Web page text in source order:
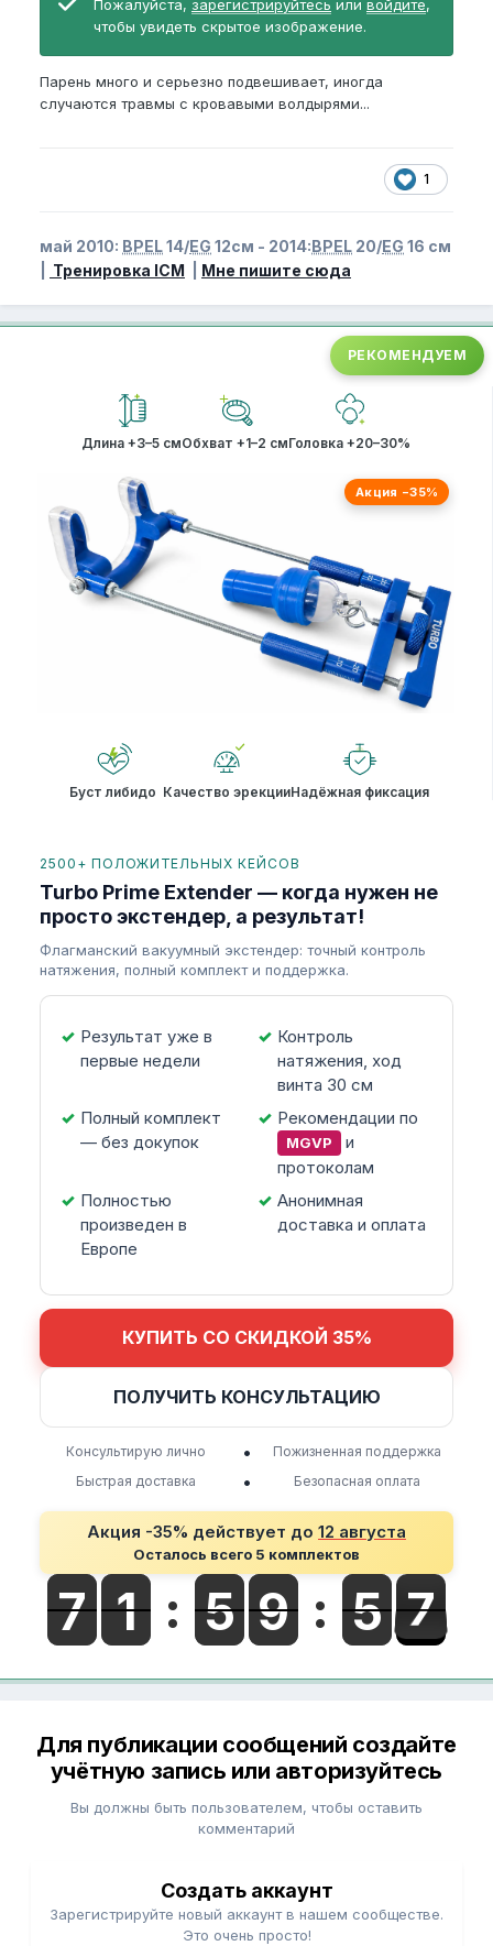
Пожалуйста, зарегистрируйтесь или войдите,
чтобы увидеть скрытое изображение.
Парень много и серьезно подвешивает, иногда
случаются травмы с кровавыми волдырями...
1
май 2010: BPEL14/EG 12см - 2014:BPEL 20/EG 16 см
Тренировка ICM Мне пишите сюда
РЕКОМЕНДУЕМ
Длина +3–5 смОбхват +1–2 смГоловка +20–30%
Акция −35%
Буст либидо Качество эрекцииНадёжная фиксация
2500+ ПОЛОЖИТЕЛЬНЫХ КЕЙСОВ
Turbo Prime Extender — когда нужен не
просто экстендер, а результат!
Флагманский вакуумный экстендер: точный контроль
натяжения, полный комплект и поддержка.
Результат уже в
первые недели
Контроль
натяжения, ход
винта 30 см
Полный комплект
— без докупок
Рекомендации по
MGVP
и
протоколам
Полностью
произведен в
Европе
Анонимная
доставка и оплата
КУПИТЬ СО СКИДКОЙ 35%
ПОЛУЧИТЬ КОНСУЛЬТАЦИЮ
Консультирую лично •
Пожизненная поддержка
Быстрая доставка
• Безопасная оплата
Акция -35% действует до 12 августа
Осталось всего 5 комплектов
Для публикации сообщений создайте
учётную запись или авторизуйтесь
Вы должны быть пользователем, чтобы оставить
комментарий
Создать аккаунт
Зарегистрируйте новый аккаунт в нашем сообществе.
Это очень просто!